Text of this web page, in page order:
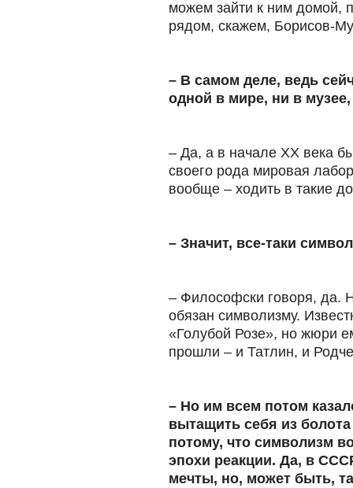
можем зайти к ним домой,
рядом, скажем, Борисов-
– В самом деле, ведь
одной в мире, ни в
– Да, а в начале ХХ века
своего рода мировая
вообще – ходить в такие
– Значит, все-таки
– Философски говоря, да.
обязан символизму.
«Голубой Розе», но жюри
прошли – и Татлин, и
– Но им всем потом
вытащить себя из
потому, что символизм
эпохи реакции. Да, в
мечты, но, может быть,